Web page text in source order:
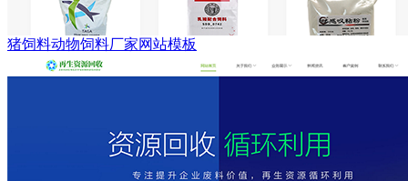
猪饲料动物饲料厂家网站模板